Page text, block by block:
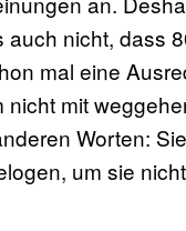
auch nicht, dass
mal eine
nicht mit
Worten:
um sie